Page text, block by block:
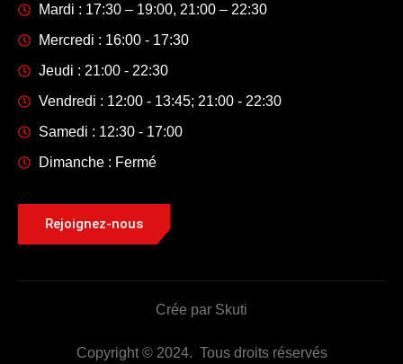
Mardi : 17:30 – 19:00, 21:00 – 22:30
Mercredi : 16:00 - 17:30
Jeudi : 21:00 - 22:30
Vendredi : 12:00 - 13:45; 21:00 - 22:30
Samedi : 12:30 - 17:00
Dimanche : Fermé
Rejoignez-nous
Crée par Skuti
Copyright © 2024. Tous droits réservés